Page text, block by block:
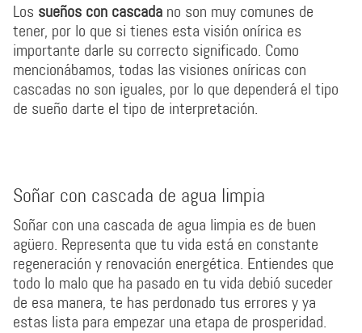
Los sueños con cascada no son muy comunes de
tener, por lo que si tienes esta visión onírica es
importante darle su correcto significado. Como
mencionábamos, todas las visiones oníricas con
cascadas no son iguales, por lo que dependerá el tipo
de sueño darte el tipo de interpretación.
Soñar con cascada de agua limpia
Soñar con una cascada de agua limpia es de buen
agüero. Representa que tu vida está en constante
regeneración y renovación energética. Entiendes que
todo lo malo que ha pasado en tu vida debió suceder
de esa manera, te has perdonado tus errores y ya
estas lista para empezar una etapa de prosperidad.